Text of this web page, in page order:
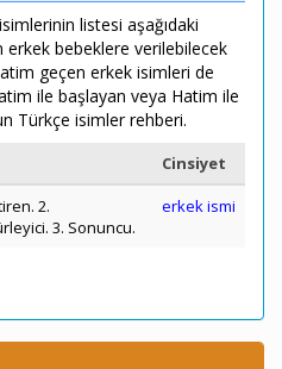
isimlerinin listesi aşağıdaki
erkek bebeklere verilebilecek
geçen erkek isimleri de
ile başlayan veya Hatim ile
Türkçe isimler rehberi.
Cinsiyet
2.
3. Sonuncu.
erkek ismi